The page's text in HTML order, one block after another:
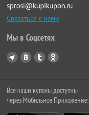
sprosi@kupikupon.ru
Связаться с нами
Мы в Соцсетях
Все наши купоны доступны
через Мобильное Приложение: